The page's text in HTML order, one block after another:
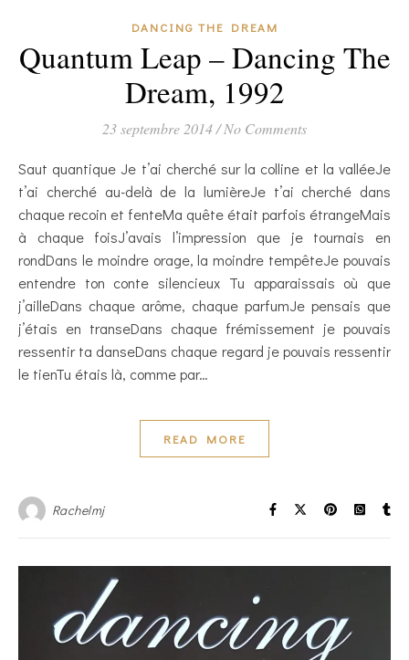
DANCING THE DREAM
Quantum Leap – Dancing The
Dream, 1992
23 septembre 2014/ No Comments
Saut quantique Je t’ai cherché sur la colline et la valléeJe
t’ai cherché au-delà de la lumièreJe t’ai cherché dans
chaque recoin et fenteMa quête était parfois étrangeMais
à chaque foisJ’avais l’impression que je tournais en
rondDans le moindre orage, la moindre tempêteJe pouvais
entendre ton conte silencieux Tu apparaissais où que
j’ailleDans chaque arôme, chaque parfumJe pensais que
j’étais en transeDans chaque frémissement je pouvais
ressentir ta danseDans chaque regard je pouvais ressentir
le tienTu étais là, comme par…
READ MORE
Rachelmj